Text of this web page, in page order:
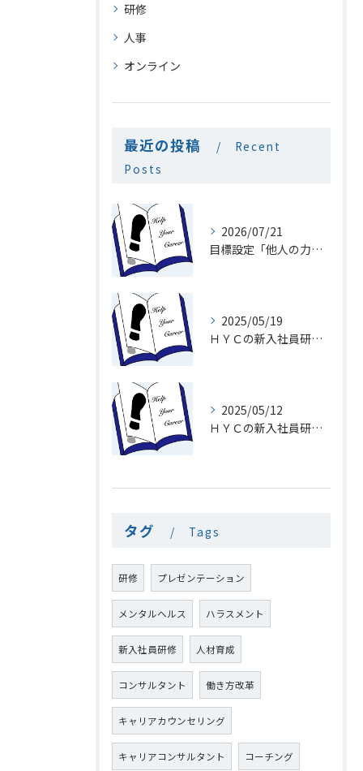
研修
人事
オンライン
最近の投稿
Recent
Posts
2026/07/21
目標設定「他人の力を利用」
2025/05/19
ＨＹＣの新入社員研修１９「メール」
2025/05/12
ＨＹＣの新入社員研修１8「電話を速くとる意味」
タグ Tags
研修 プレゼンテーション
メンタルヘルス ハラスメント
新入社員研修 人材育成
コンサルタント 働き方改革
キャリアカウンセリング
キャリアコンサルタント コーチング